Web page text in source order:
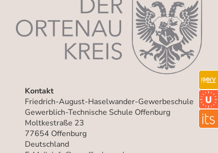
Kontakt
Friedrich-August-Haselwander-Gewerbeschule
Gewerblich-Technische Schule Offenburg
Moltkestraße 23
77654 Offenburg
Deutschland